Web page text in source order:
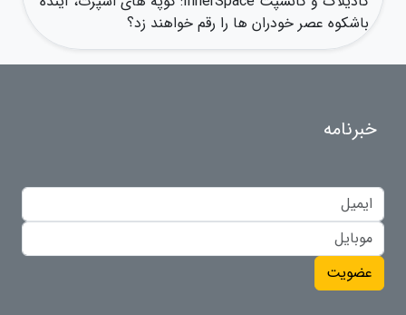
باشکوه عصر خودران ها را رقم خواهند زد؟
خبرنامه
عضویت